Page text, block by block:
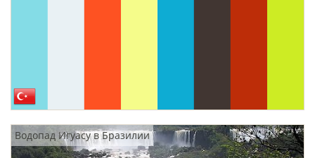
Водопад Игуасу в Бразилии